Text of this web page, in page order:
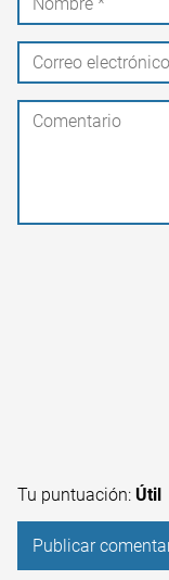
Tu puntuación: Útil